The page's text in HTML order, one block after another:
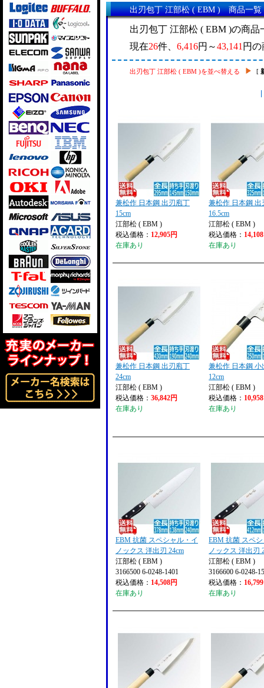
出刃包丁 江部松 ( EBM ) 商品一覧
出刃包丁 江部松 ( EBM )の商品
現在26件、 6,416円～43,141円
出刃包丁 江部松 ( EBM )を並べ替える [
兼松作 日本鋼 出刃庖丁
15cm
江部松 ( EBM )
税込価格： 12,905円
在庫あり
兼松作 日本鋼 出
16.5cm
江部松 ( EBM )
税込価格：
在庫あり
兼松作 日本鋼 出刃庖丁
24cm
江部松 ( EBM )
税込価格： 36,842円
在庫あり
兼松作 日本鋼 小
12cm
江部松 ( EBM )
税込価格：
在庫あり
EBM 抗菌 スペシャル・イ
ノックス 洋出刃 24cm
江部松 ( EBM )
3166500 6-0248-1401
税込価格： 14,508円
在庫あり
EBM 抗菌 スペ
ノックス 洋出刃
江部松 ( EBM )
3166600 6-0248-
税込価格：
在庫あり